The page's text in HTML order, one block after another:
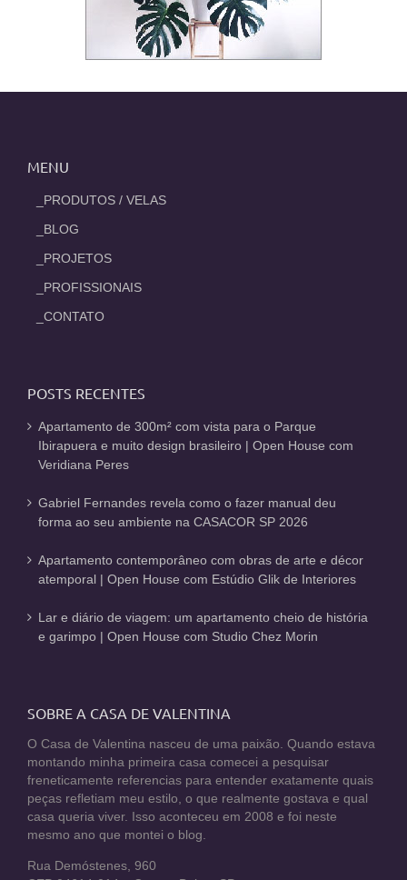
MENU
_PRODUTOS / VELAS
_BLOG
_PROJETOS
_PROFISSIONAIS
_CONTATO
POSTS RECENTES
Apartamento de 300m² com vista para o Parque
Ibirapuera e muito design brasileiro | Open House com
Veridiana Peres
Gabriel Fernandes revela como o fazer manual deu
forma ao seu ambiente na CASACOR SP 2026
Apartamento contemporâneo com obras de arte e décor
atemporal | Open House com Estúdio Glik de Interiores
Lar e diário de viagem: um apartamento cheio de história
e garimpo | Open House com Studio Chez Morin
SOBRE A CASA DE VALENTINA
O Casa de Valentina nasceu de uma paixão. Quando estava
montando minha primeira casa comecei a pesquisar
freneticamente referencias para entender exatamente quais
peças refletiam meu estilo, o que realmente gostava e qual
casa queria viver. Isso aconteceu em 2008 e foi neste
mesmo ano que montei o blog.
Rua Demóstenes, 960